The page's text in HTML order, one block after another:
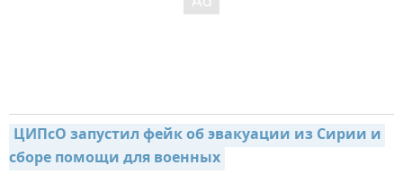
ЦИПсО запустил фейк об эвакуации из Сирии и
сборе помощи для военных